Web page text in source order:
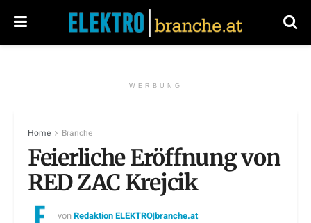
WERBUNG
Home Branche
Feierliche Eröffnung von
RED ZAC Krejcik
vonRedaktion ELEKTRO|branche.at